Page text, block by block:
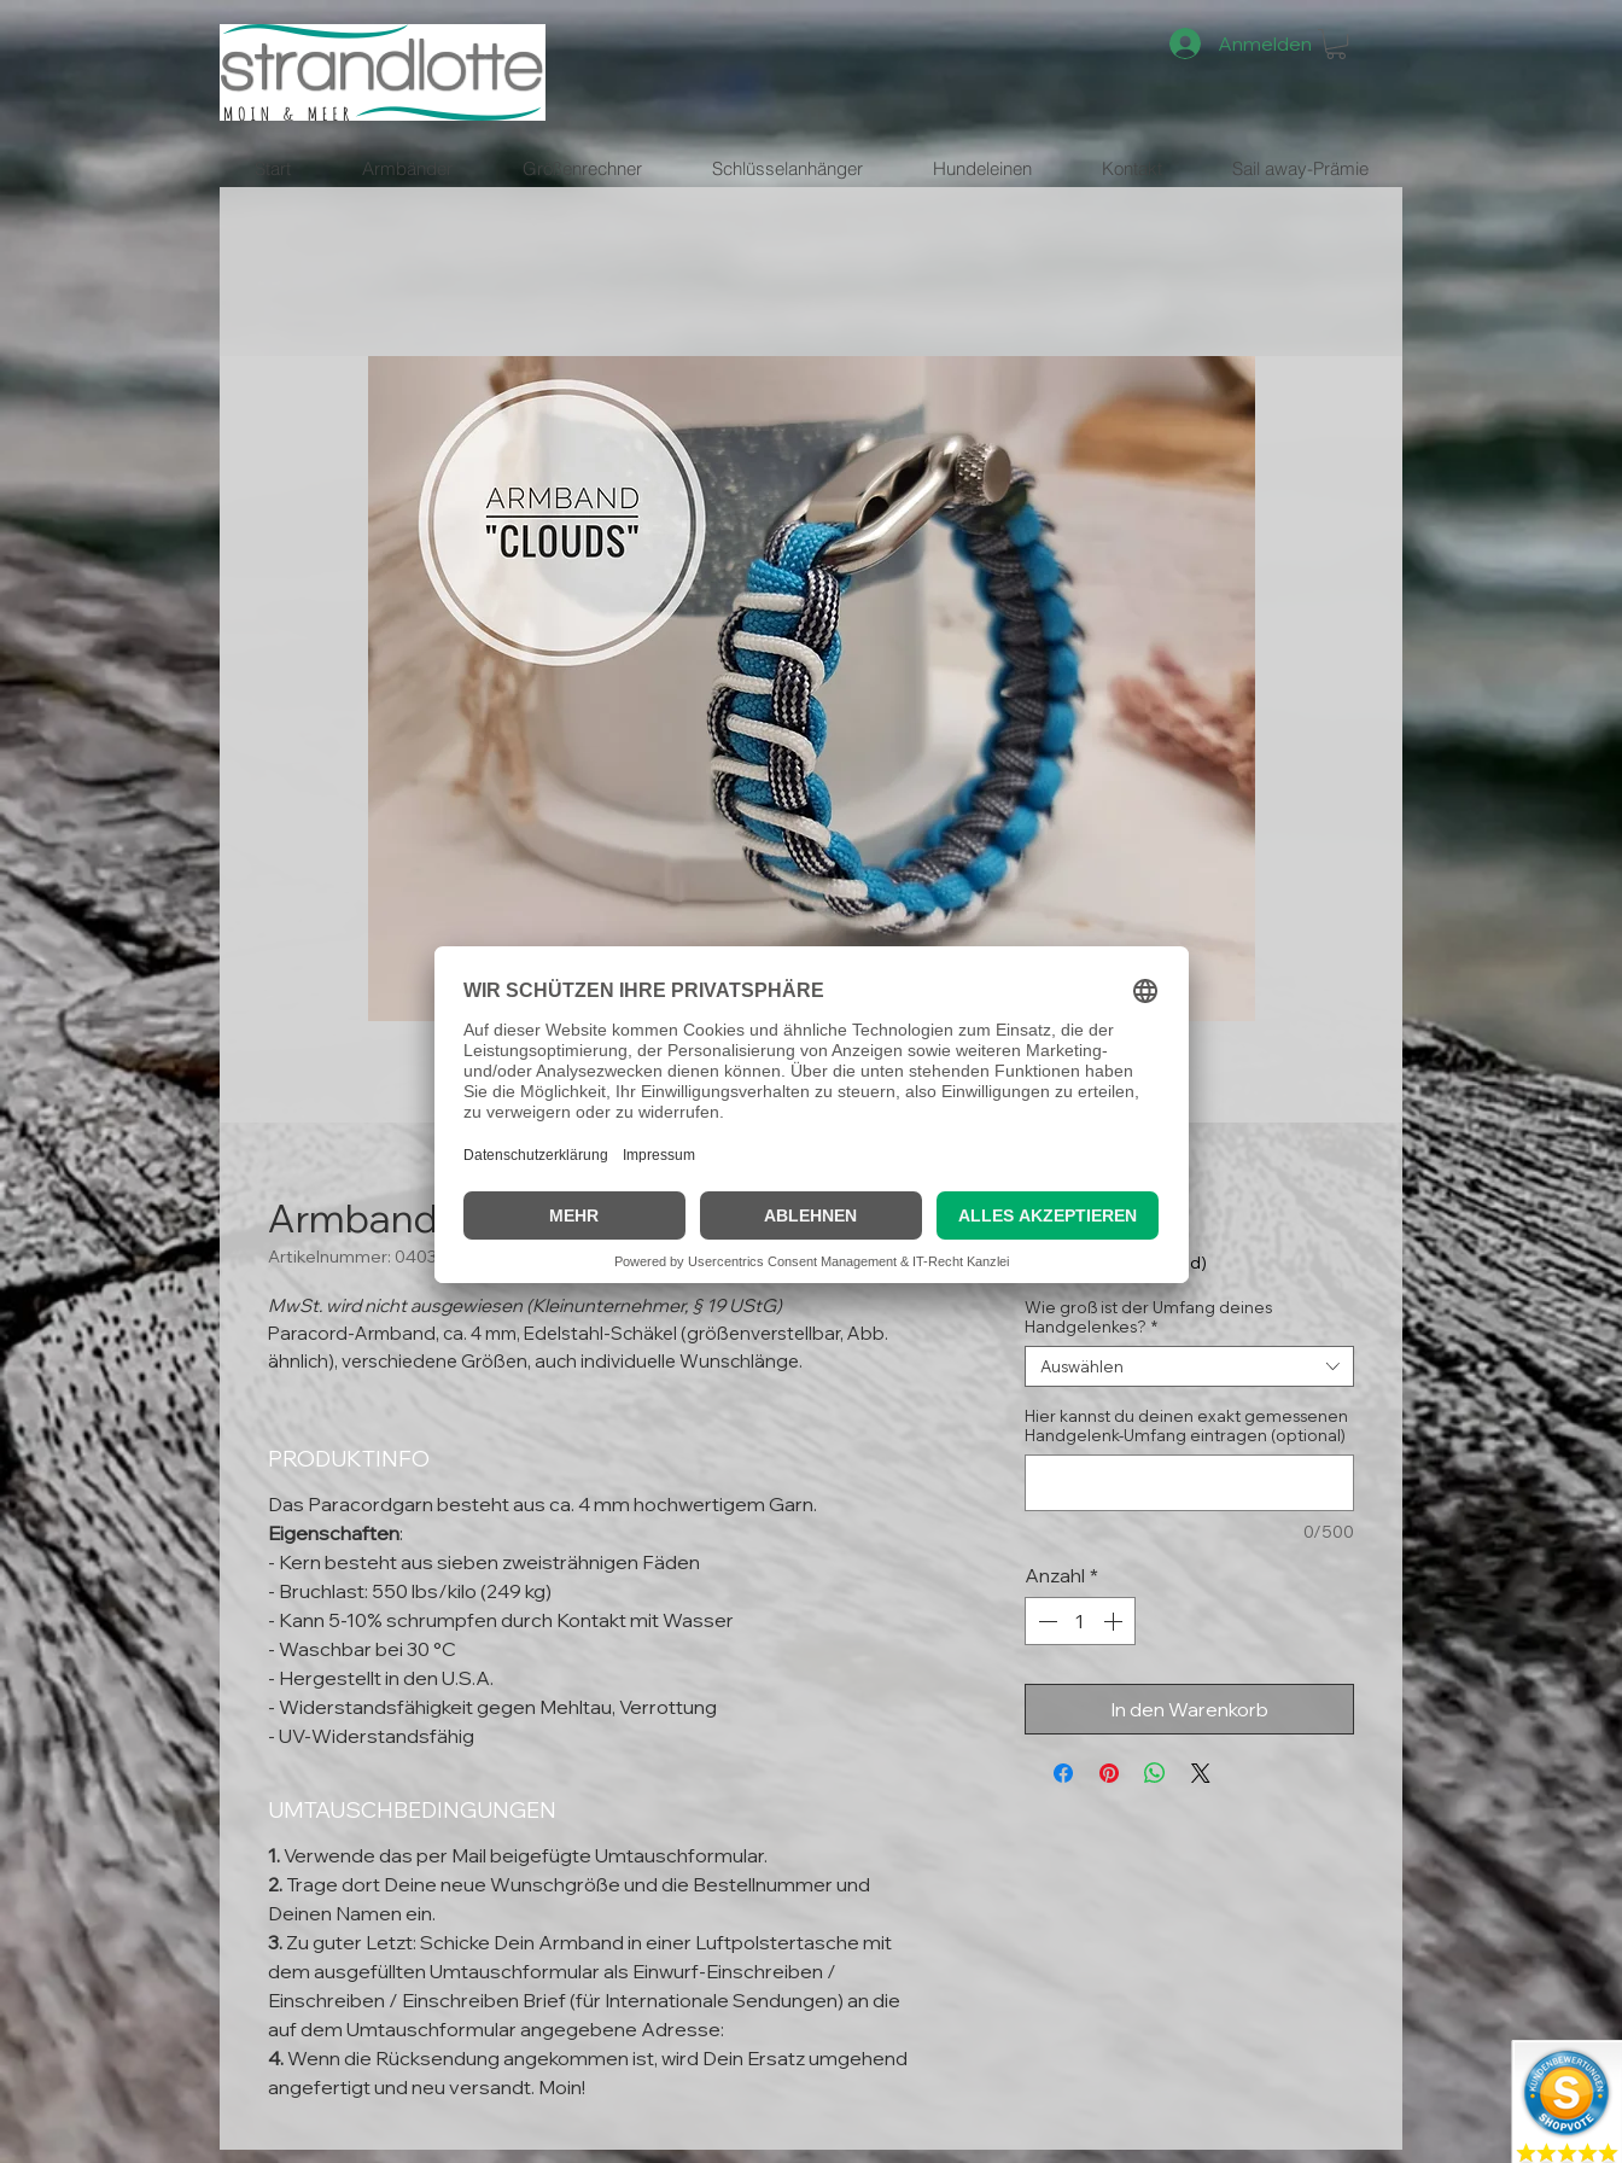
Anmelden
Start Armbänder Größenrechner Schlüsselanhänger Hundeleinen Kontakt Sail away-Prämie
Armband "Clouds"
Artikelnummer: 04037
MwSt. wird nicht ausgewiesen (Kleinunternehmer, § 19 UStG)
Paracord-Armband, ca. 4 mm, Edelstahl-Schäkel (größenverstellbar, Abb.
ähnlich), verschiedene Größen, auch individuelle Wunschlänge.
PRODUKTINFO
Das Paracordgarn besteht aus ca. 4 mm hochwertigem Garn.
Eigenschaften:
- Kern besteht aus sieben zweisträhnigen Fäden
- Bruchlast: 550 lbs/kilo (249 kg)
- Kann 5-10% schrumpfen durch Kontakt mit Wasser
- Waschbar bei 30 °C
- Hergestellt in den U.S.A.
- Widerstandsfähigkeit gegen Mehltau, Verrottung
- UV-Widerstandsfähig
UMTAUSCHBEDINGUNGEN
1.Verwende das per Mail beigefügte Umtauschformular.
2. Trage dort Deine neue Wunschgröße und die Bestellnummer und
Deinen Namen ein.
3. Zu guter Letzt: Schicke Dein Armband in einer Luftpolstertasche mit
dem ausgefüllten Umtauschformular als Einwurf-Einschreiben /
Einschreiben / Einschreiben Brief (für Internationale Sendungen) an die
auf dem Umtauschformular angegebene Adresse:
4.Wenn die Rücksendung angekommen ist, wird Dein Ersatz umgehend
angefertigt und neu versandt. Moin!
29,95 €
(Kostenloser Versand)
Wie groß ist der Umfang deines
Handgelenkes? *
Auswählen
Hier kannst du deinen exakt gemessenen
Handgelenk-Umfang eintragen (optional)
0/500
Anzahl *
In den Warenkorb